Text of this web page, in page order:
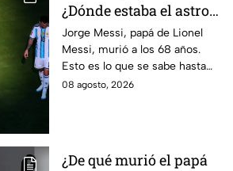
¿Dónde estaba el astro
argentino al conocer la
noticia?
Jorge Messi, papá de Lionel
Messi, murió a los 68 años.
Esto es lo que se sabe hasta
ahora sobre su fallecimiento y
08 agosto, 2026
¿De qué murió el papá